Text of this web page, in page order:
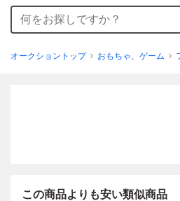
オークショントップ おもちゃ、ゲーム
この商品よりも安い類似商品